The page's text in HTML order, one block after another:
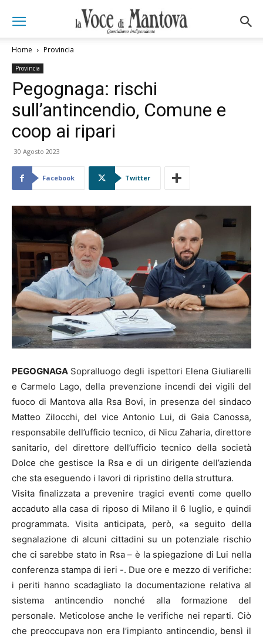
Home Provincia
Provincia
Pegognaga: rischi
sull’antincendio, Comune e
coop ai ripari
30 Agosto 2023
Facebook Twitter
PEGOGNAGA Sopralluogo degli ispettori Elena Giuliarelli
e Carmelo Lago, della prevenzione incendi dei vigili del
fuoco di Mantova alla Rsa Bovi, in presenza del sindaco
Matteo Zilocchi, del vice Antonio Lui, di Gaia Canossa,
responsabile dell’ufficio tecnico, di Nicu Zaharia, direttore
sanitario, del direttore dell’ufficio tecnico della società
Dolce che gestisce la Rsa e di un dirigente dell’azienda
che sta eseguendo i lavori di ripristino della struttura.
Visita finalizzata a prevenire tragici eventi come quello
accaduto alla casa di riposo di Milano il 6 luglio, e quindi
programmata. Visita anticipata, però, «a seguito della
segnalazione di alcuni cittadini su un potenziale rischio
che ci sarebbe stato in Rsa – è la spiegazione di Lui nella
conferenza stampa di ieri -. Due ore e mezzo di verifiche:
i periti hanno scadagliato la documentazione relativa al
sistema antincendio nonché alla formazione del
personale. Meticolose anche le verifiche nei reparti. Ciò
che preoccupava non era l’impianto antincendio, bensì il